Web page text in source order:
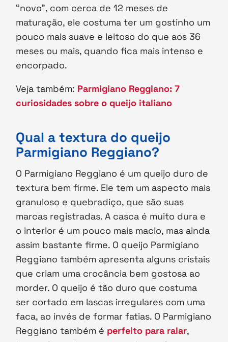
“novo”, com cerca de 12 meses de
maturação, ele costuma ter um gostinho um
pouco mais suave e leitoso do que aos 36
meses ou mais, quando fica mais intenso e
encorpado.
Veja também: Parmigiano Reggiano: 7
curiosidades sobre o queijo italiano
Qual a textura do queijo
Parmigiano Reggiano?
O Parmigiano Reggiano é um queijo duro de
textura bem firme. Ele tem um aspecto mais
granuloso e quebradiço, que são suas
marcas registradas. A casca é muito dura e
o interior é um pouco mais macio, mas ainda
assim bastante firme. O queijo Parmigiano
Reggiano também apresenta alguns cristais
que criam uma crocância bem gostosa ao
morder. O queijo é tão duro que costuma
ser cortado em lascas irregulares com uma
faca, ao invés de formar fatias. O Parmigiano
Reggiano também é perfeito para ralar,